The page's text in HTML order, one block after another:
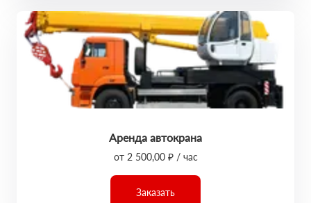
Аренда автокрана
от 2 500,00 ₽ / час
Заказать